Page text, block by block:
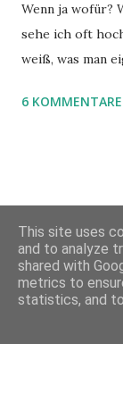
Wenn ja wofür?
sehe ich oft
weiß, was man
sie Ihnen vor.
6 KOMMENTARE
This site uses
and to analyze
shared with
metrics to
statistics, and